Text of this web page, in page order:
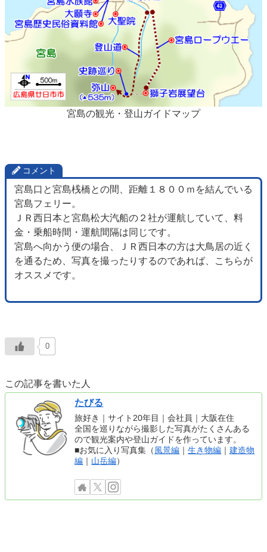
宮島の観光・登山ガイドマップ
コメント
宮島口と宮島桟橋との間、距離１８００ｍを結んでいる
宮島フェリー。
ＪＲ西日本と宮島松大汽船の２社が運航していて、料
金・乗船時間・運航間隔は同じです。
宮島へ向かう便の場合、ＪＲ西日本の方は大鳥居の近く
を通るため、写真を撮ったりするのであれば、こちらが
オススメです。
0
この記事を書いた人
たびる
旅好き｜サイト20年目｜会社員｜大阪在住
全国を巡りながら撮影した写真がたくさんある
ので観光案内や登山ガイドを作っています。
■お気に入り写真集（ 風景編 ｜生き物編 ｜建造物
編 ｜ 山岳編）